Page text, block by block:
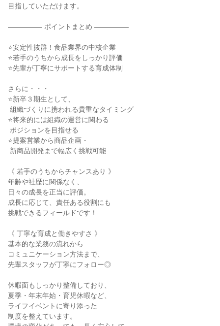
目指していただけます。
――――― ポイントまとめ ―――――
⭐安定性抜群！食品業界の中核企業
⭐若手のうちから成長をしっかり評価
⭐先輩が丁寧にサポートする育成体制
さらに・・・
⭐新卒３期生として、
⭐将来的には組織の運営に関わる
⭐提案営業から商品企画・
《 若手のうちからチャンスあり 》
年齢や社歴に関係なく、
日々の成長を正当に評価。
成長に応じて、責任ある役割にも
挑戦できるフィールドです！
《 丁寧な育成と働きやすさ 》
基本的な業務の流れから
コミュニケーション方法まで、
先輩スタッフが丁寧にフォロー◎
休暇面もしっかり整備しており、
夏季・年末年始・育児休暇など、
ライフイベントに寄り添った
制度を整えています。